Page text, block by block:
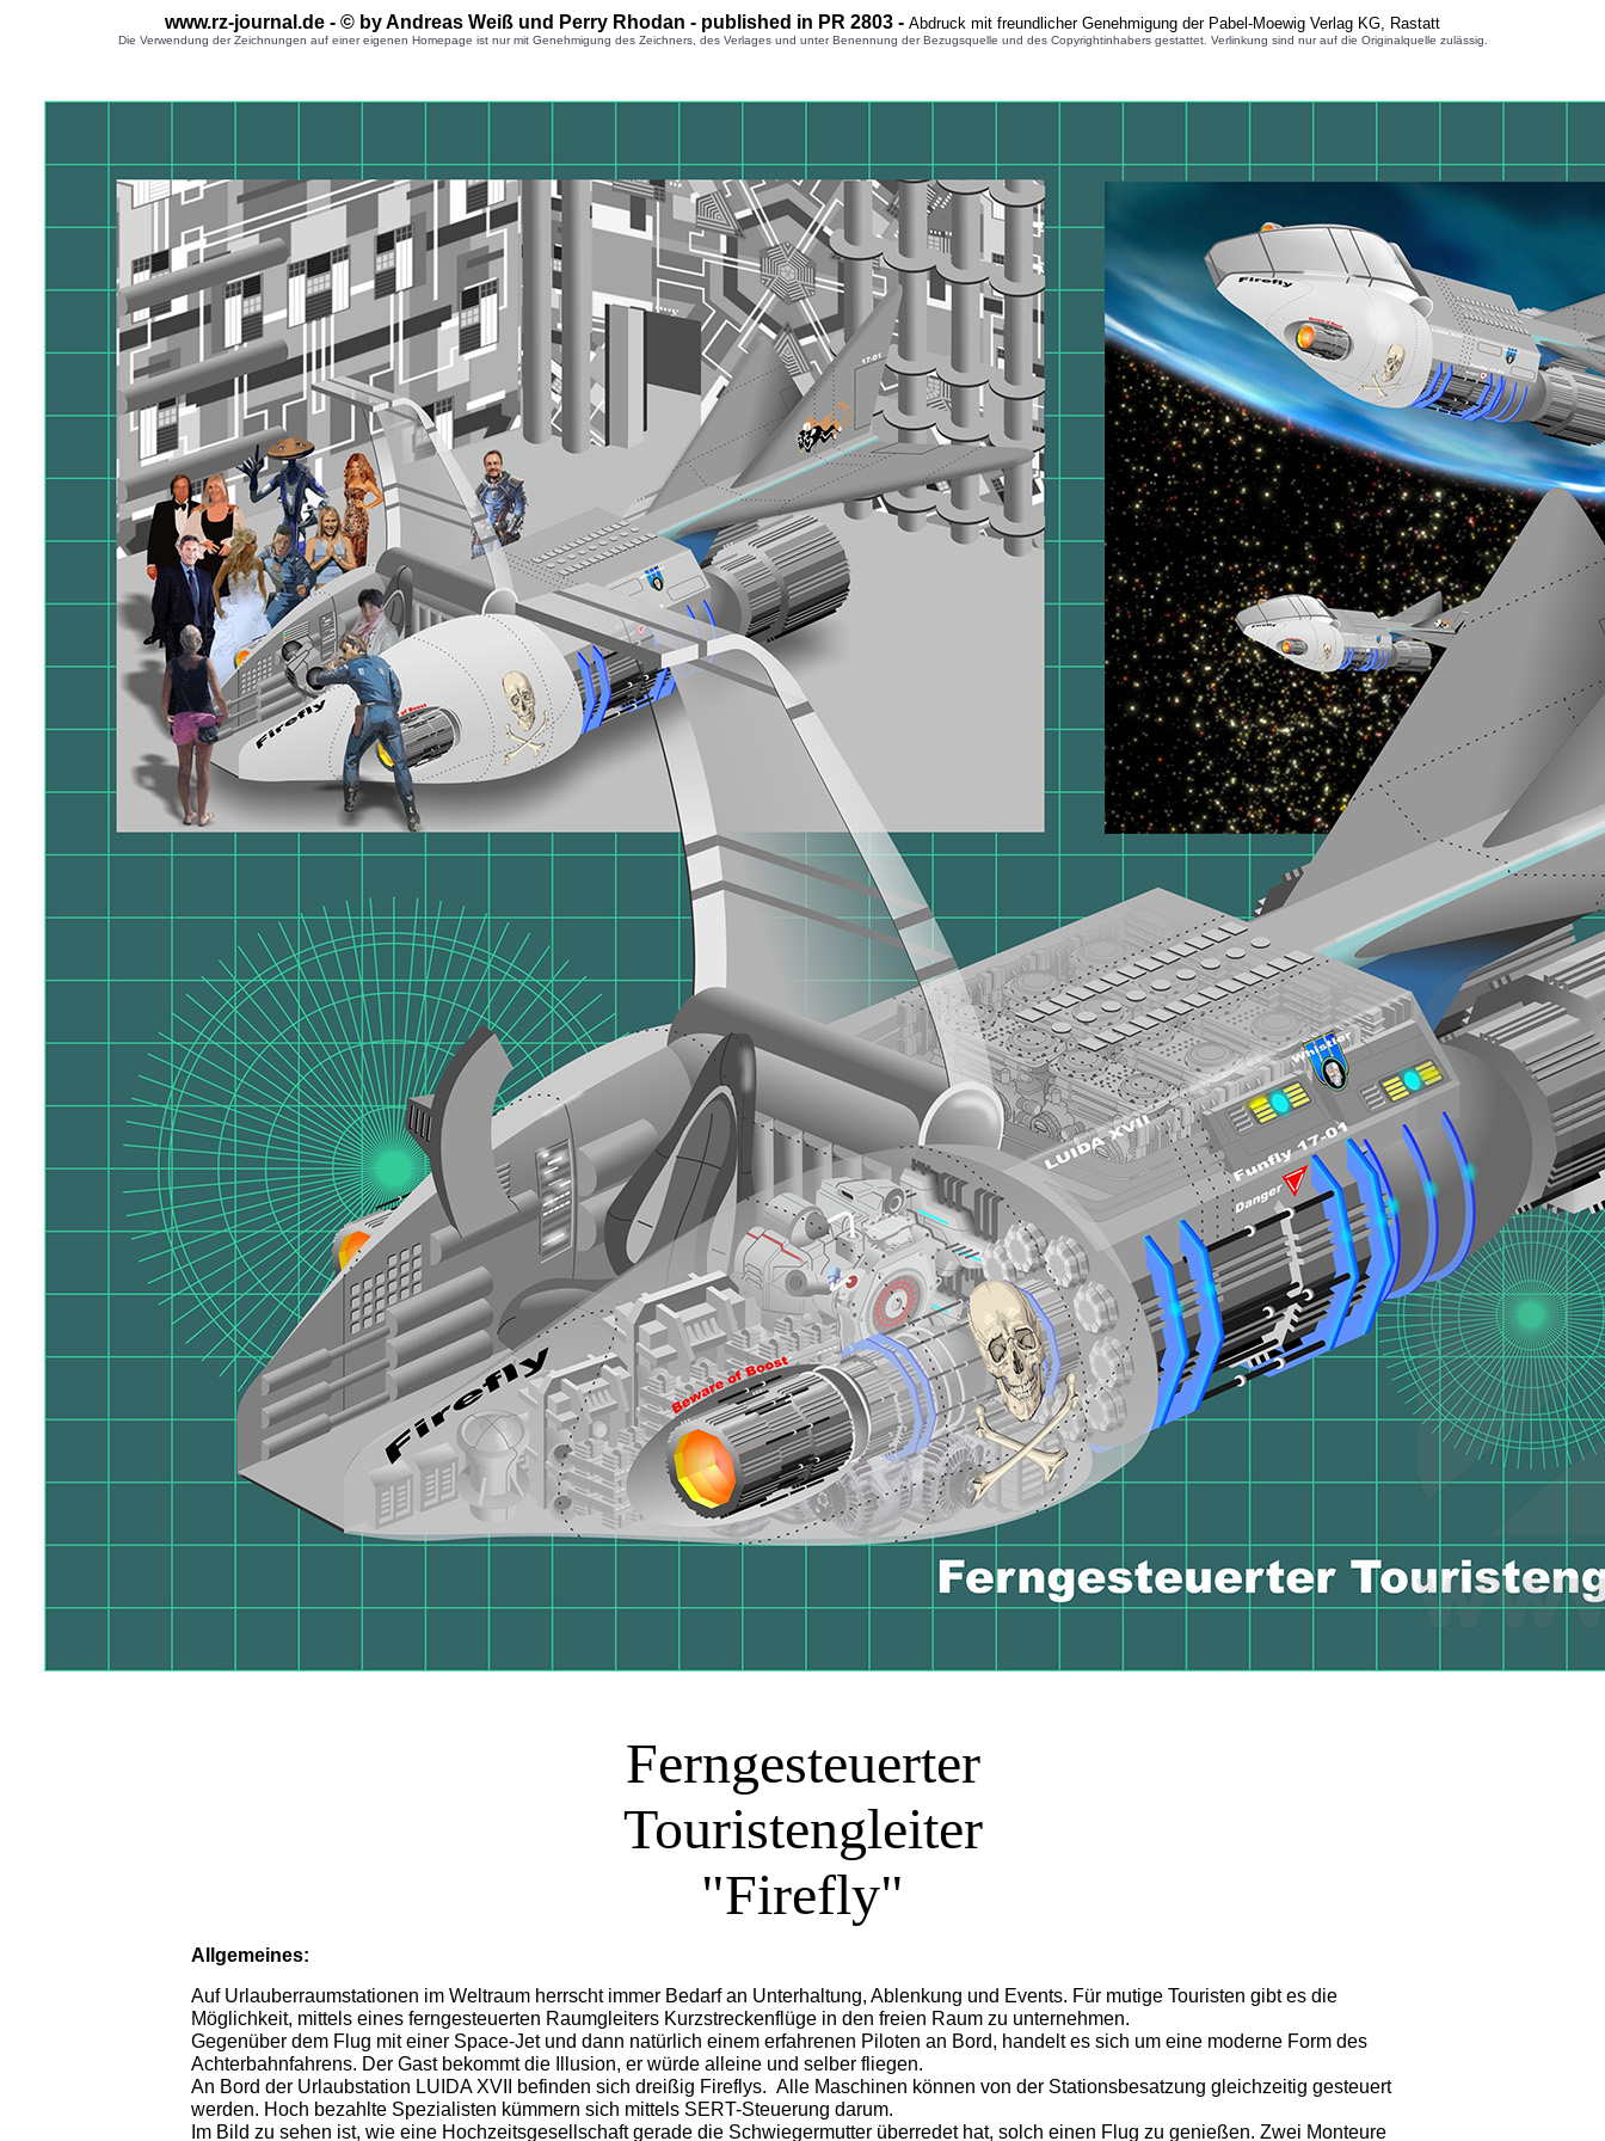
www.rz-journal.de - © by Andreas Weiß und Perry Rhodan - published in PR 2803 - Abdruck mit freundlicher Genehmigung der Pabel-Moewig Verlag KG, Rastatt
Die Verwendung der Zeichnungen auf einer eigenen Homepage ist nur mit Genehmigung des Zeichners, des Verlages und unter Benennung der Bezugsquelle und des Copyrightinhabers gestattet. Verlinkung sind nur auf die Originalquelle zulässig.
Ferngesteuerter
Touristengleiter
"Firefly"
Allgemeines:
Auf Urlauberraumstationen im Weltraum herrscht immer Bedarf an Unterhaltung, Ablenkung und Events. Für mutige Touristen gibt es die
Möglichkeit, mittels eines ferngesteuerten Raumgleiters Kurzstreckenflüge in den freien Raum zu unternehmen.
Gegenüber dem Flug mit einer Space-Jet und dann natürlich einem erfahrenen Piloten an Bord, handelt es sich um eine moderne Form des
Achterbahnfahrens. Der Gast bekommt die Illusion, er würde alleine und selber fliegen.
An Bord der Urlaubstation LUIDA XVII befinden sich dreißig Fireflys. Alle Maschinen können von der Stationsbesatzung gleichzeitig gesteuert
werden. Hoch bezahlte Spezialisten kümmern sich mittels SERT-Steuerung darum.
Im Bild zu sehen ist, wie eine Hochzeitsgesellschaft gerade die Schwiegermutter überredet hat, solch einen Flug zu genießen. Zwei Monteure